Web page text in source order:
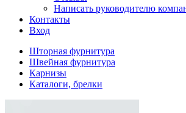
Написать руководителю
Контакты
Вход
Шторная фурнитура
Швейная фурнитура
Карнизы
Каталоги, брелки